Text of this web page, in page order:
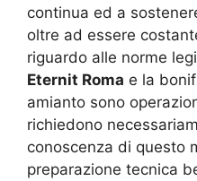
continua ed a
oltre ad essere
riguardo alle norme
Eternit Roma e la
amianto sono
richiedono
conoscenza di questo
preparazione tecnica